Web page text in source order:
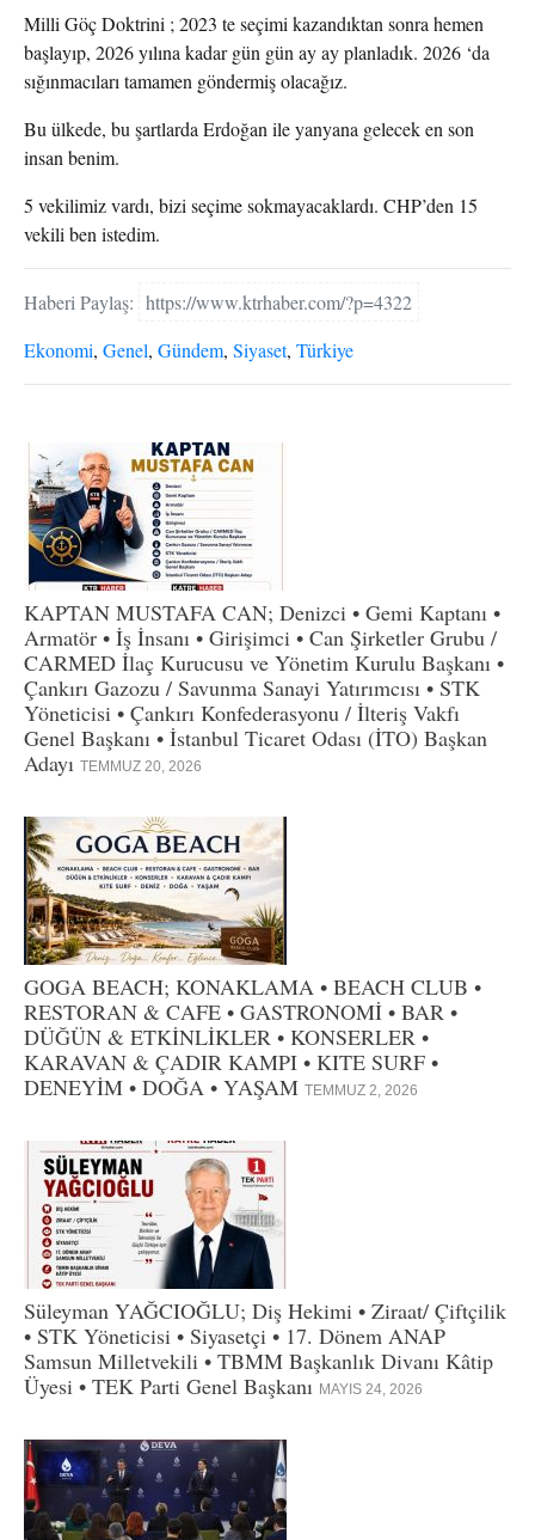
Milli Göç Doktrini ; 2023 te seçimi kazandıktan sonra hemen
başlayıp, 2026 yılına kadar gün gün ay ay planladık. 2026 ‘da
sığınmacıları tamamen göndermiş olacağız.
Bu ülkede, bu şartlarda Erdoğan ile yanyana gelecek en son
insan benim.
5 vekilimiz vardı, bizi seçime sokmayacaklardı. CHP’den 15
vekili ben istedim.
Haberi Paylaş: https://www.ktrhaber.com/?p=4322
Ekonomi, Genel, Gündem, Siyaset, Türkiye
KAPTAN MUSTAFA CAN; Denizci • Gemi Kaptanı •
Armatör • İş İnsanı • Girişimci • Can Şirketler Grubu /
CARMED İlaç Kurucusu ve Yönetim Kurulu Başkanı •
Çankırı Gazozu / Savunma Sanayi Yatırımcısı • STK
Yöneticisi • Çankırı Konfederasyonu / İlteriş Vakfı
Genel Başkanı • İstanbul Ticaret Odası (İTO) Başkan
Adayı TEMMUZ 20, 2026
GOGA BEACH; KONAKLAMA • BEACH CLUB •
RESTORAN & CAFE • GASTRONOMİ • BAR •
DÜĞÜN & ETKİNLİKLER • KONSERLER •
KARAVAN & ÇADIR KAMPI • KITE SURF •
DENEYİM • DOĞA • YAŞAM TEMMUZ 2, 2026
Süleyman YAĞCIOĞLU; Diş Hekimi • Ziraat/ Çiftçilik
• STK Yöneticisi • Siyasetçi • 17. Dönem ANAP
Samsun Milletvekili • TBMM Başkanlık Divanı Kâtip
Üyesi • TEK Parti Genel Başkanı MAYIS 24, 2026